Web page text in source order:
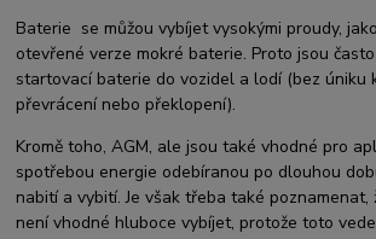
Baterie se můžou vybíjet vysokými proudy,
otevřené verze mokré baterie. Proto jsou
startovací baterie do vozidel a lodí (bez úniku
převrácení nebo překlopení).
Kromě toho, AGM, ale jsou také vhodné pro
spotřebou energie odebíranou po dlouhou
nabití a vybití. Je však třeba také poznamenat,
není vhodné hluboce vybíjet, protože toto